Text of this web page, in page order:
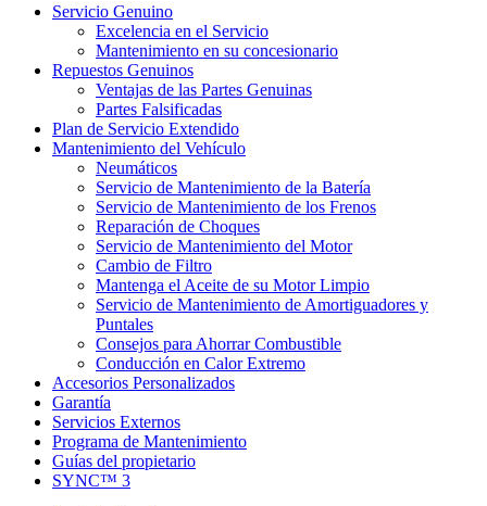
Servicio Genuino
Excelencia en el Servicio
Mantenimiento en su concesionario
Repuestos Genuinos
Ventajas de las Partes Genuinas
Partes Falsificadas
Plan de Servicio Extendido
Mantenimiento del Vehículo
Neumáticos
Servicio de Mantenimiento de la Batería
Servicio de Mantenimiento de los Frenos
Reparación de Choques
Servicio de Mantenimiento del Motor
Cambio de Filtro
Mantenga el Aceite de su Motor Limpio
Servicio de Mantenimiento de Amortiguadores y
Puntales
Consejos para Ahorrar Combustible
Conducción en Calor Extremo
Accesorios Personalizados
Garantía
Servicios Externos
Programa de Mantenimiento
Guías del propietario
SYNC™ 3